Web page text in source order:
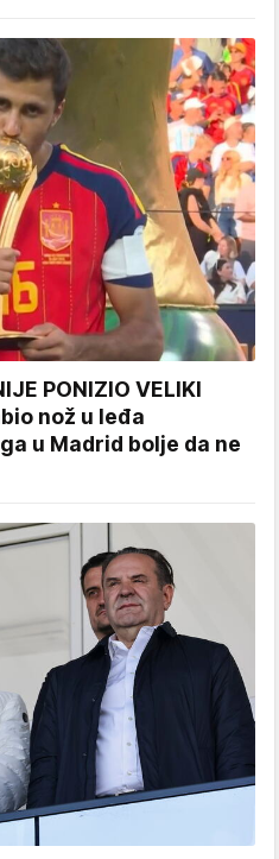
PONIZIO VELIKI
nož u leđa
u Madrid bolje da ne